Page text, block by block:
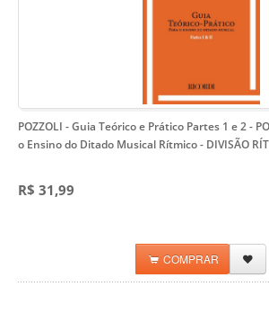
POZZOLI - Guia Teórico e Prático Partes 1 e 2 -
o Ensino do Ditado Musical Rítmico - DIVISÃO
R$ 31,99
COMPRAR